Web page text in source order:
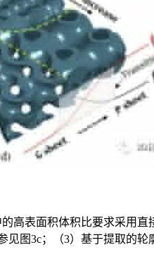
高表面积体积比要求采用
见图3c；（3）基于提取的轮